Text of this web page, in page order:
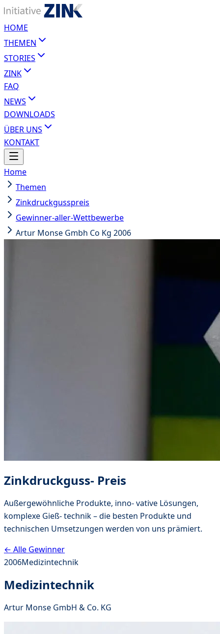
HOME
THEMEN
STORIES
ZINK
FAQ
NEWS
DOWNLOADS
ÜBER UNS
KONTAKT
Home
Themen
Zinkdruckgusspreis
Gewinner-aller-Wettbewerbe
Artur Monse Gmbh Co Kg 2006
Zinkdruckguss- Preis
Außergewöhnliche Produkte, inno- vative Lösungen,
komplexe Gieß- technik – die besten Produkte und
technischen Umsetzungen werden von uns prämiert.
← Alle Gewinner
2006Medizintechnik
Medizintechnik
Artur Monse GmbH & Co. KG